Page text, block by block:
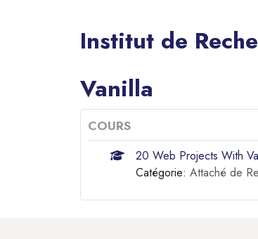
Institut de
Blocs
Vanilla
COURS
20 Web Projects With
Catégorie: Attaché de